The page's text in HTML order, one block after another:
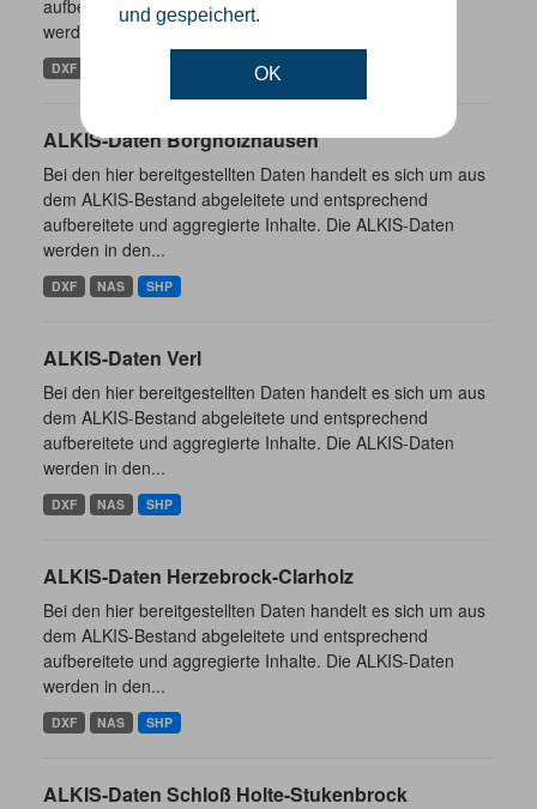
und gespeichert.
OK
aufbereitete und aggregierte Inhalte. Die ALKIS-Daten
werden in den...
DXF
ALKIS-Daten Borgholzhausen
Bei den hier bereitgestellten Daten handelt es sich um aus
dem ALKIS-Bestand abgeleitete und entsprechend
aufbereitete und aggregierte Inhalte. Die ALKIS-Daten
werden in den...
DXF NAS SHP
ALKIS-Daten Verl
Bei den hier bereitgestellten Daten handelt es sich um aus
dem ALKIS-Bestand abgeleitete und entsprechend
aufbereitete und aggregierte Inhalte. Die ALKIS-Daten
werden in den...
DXF NAS SHP
ALKIS-Daten Herzebrock-Clarholz
Bei den hier bereitgestellten Daten handelt es sich um aus
dem ALKIS-Bestand abgeleitete und entsprechend
aufbereitete und aggregierte Inhalte. Die ALKIS-Daten
werden in den...
DXF NAS SHP
ALKIS-Daten Schloß Holte-Stukenbrock